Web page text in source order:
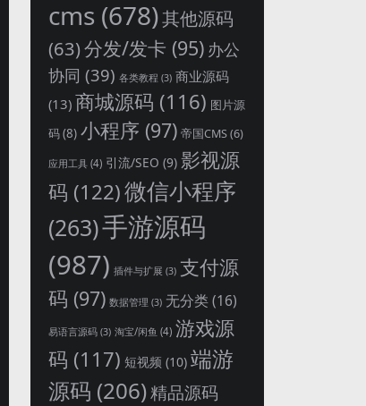
cms (678)其他源码
(63)分发/发卡 (95) 办公
协同 (39) 各类教程 (3) 商业源码
(13) 商城源码 (116) 图片源
码(8) 小程序 (97) 帝国CMS(6)
应用工具 (4) 引流/SEO (9) 影视源
码 (122)微信小程序
(263)手游源码
(987) 插件与扩展 (3) 支付源
码 (97) 数据管理 (3) 无分类(16)
易语言源码 (3) 淘宝/闲鱼 (4) 游戏源
码 (117) 短视频 (10) 端游
源码 (206)精品源码